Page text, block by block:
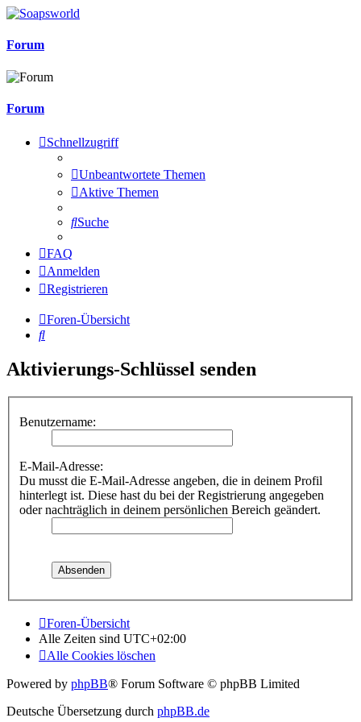
Forum
Forum
Schnellzugriff
Unbeantwortete Themen
Aktive Themen
Suche
FAQ
Anmelden
Registrieren
Foren-Übersicht
Suche
Aktivierungs-Schlüssel senden
Benutzername:
E-Mail-Adresse:
Du musst die E-Mail-Adresse angeben, die in deinem Profil
hinterlegt ist. Diese hast du bei der Registrierung angegeben
oder nachträglich in deinem persönlichen Bereich geändert.
Foren-Übersicht
Alle Zeiten sind UTC+02:00
Alle Cookies löschen
Powered by phpBB® Forum Software © phpBB Limited
Deutsche Übersetzung durch phpBB.de